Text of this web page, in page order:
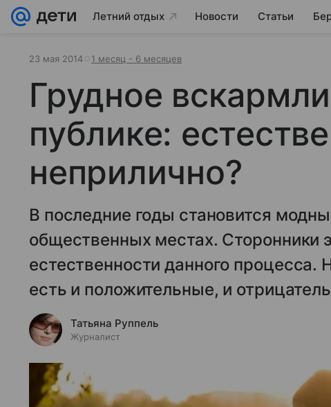
Летний отдых Новости Статьи
23 мая 2014 1 месяц - 6 месяцев
Грудное
публике:
неприлично?
В последние годы становится
общественных местах. Сторонники
естественности данного процесса.
есть и положительные, и
Татьяна Руппель
Журналист